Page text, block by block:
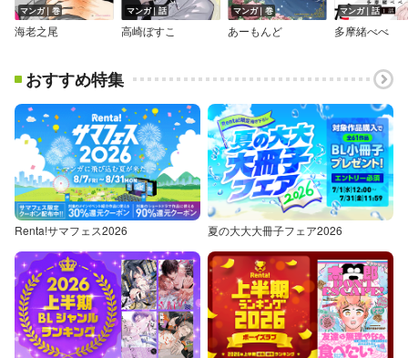
マンガ｜巻
海老之尾
マンガ｜話
高崎ぼすこ
マンガ｜巻
あーもんど
マンガ｜話
多摩緒べべ
おすすめ特集
Renta!サマフェス2026 夏の大大大冊子フェア2026